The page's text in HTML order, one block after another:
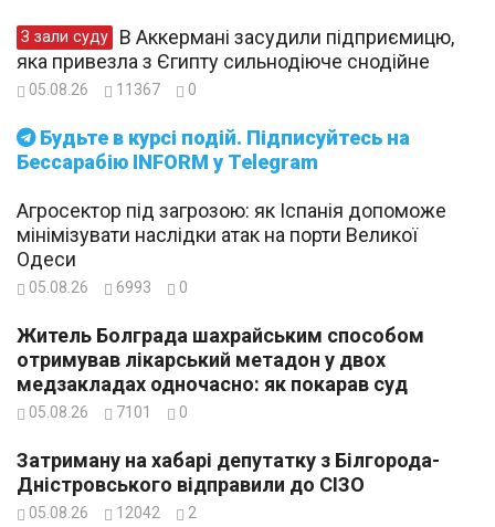
Будьте в курсі подій. Підписуйтесь на
Бессарабію INFORM у Telegram
З зали суду
яка привезла з Єгипту сильнодіюче снодійне
05.08.26 11367 0
Агросектор під загрозою: як Іспанія допоможе
мінімізувати наслідки атак на порти Великої
Одеси
05.08.26 6993 0
Житель Болграда шахрайським способом
отримував лікарський метадон у двох
медзакладах одночасно: як покарав суд
05.08.26 7101 0
Затриману на хабарі депутатку з Білгорода-
Дністровського відправили до СІЗО
05.08.26 12042 2